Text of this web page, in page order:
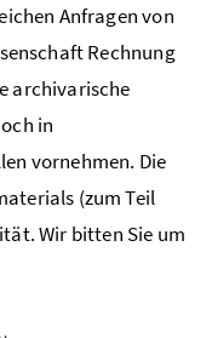
Anfragen von
Rechnung
archivarische
in
vornehmen. Die
(zum Teil
Wir bitten Sie um